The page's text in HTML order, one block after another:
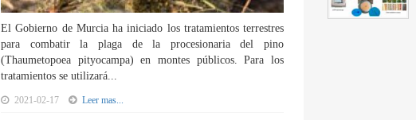
El Gobierno de Murcia ha iniciado los tratamientos terrestres
para combatir la plaga de la procesionaria del pino
(Thaumetopoea pityocampa) en montes públicos. Para los
tratamientos se utilizará...
2021-02-17 Leer mas...